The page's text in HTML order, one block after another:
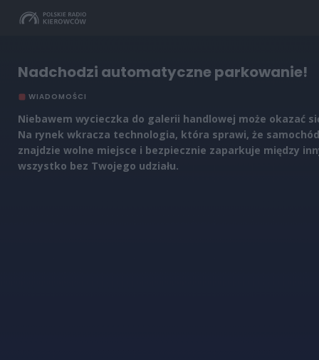
Nadchodzi automatyczne parkowanie!
WIADOMOŚCI
Niebawem wycieczka do galerii handlowej może okazać
Na rynek wkracza technologia, która sprawi, że
znajdzie wolne miejsce i bezpiecznie zaparkuje między
wszystko bez Twojego udziału.